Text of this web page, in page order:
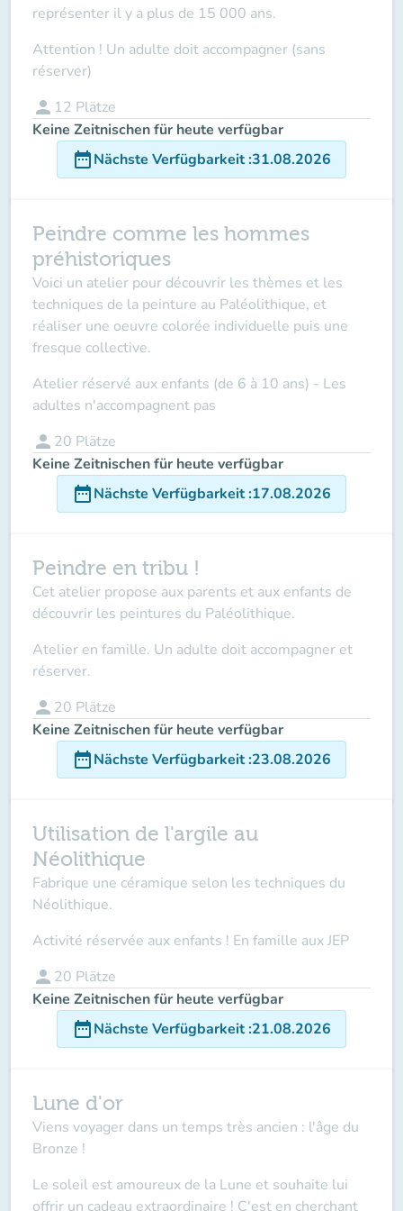
représenter il y a plus de 15 000 ans.
Attention ! Un adulte doit accompagner (sans
réserver)
person 12 Plätze
Keine Zeitnischen für heute verfügbar
date_rangeNächste Verfügbarkeit:31.08.2026
Peindre comme les hommes
préhistoriques
Voici un atelier pour découvrir les thèmes et les
techniques de la peinture au Paléolithique, et
réaliser une oeuvre colorée individuelle puis une
fresque collective.
Atelier réservé aux enfants (de 6 à 10 ans) - Les
adultes n'accompagnent pas
person 20 Plätze
Keine Zeitnischen für heute verfügbar
date_rangeNächste Verfügbarkeit:17.08.2026
Peindre en tribu !
Cet atelier propose aux parents et aux enfants de
découvrir les peintures du Paléolithique.
Atelier en famille. Un adulte doit accompagner et
réserver.
person 20 Plätze
Keine Zeitnischen für heute verfügbar
date_rangeNächste Verfügbarkeit:23.08.2026
Utilisation de l'argile au
Néolithique
Fabrique une céramique selon les techniques du
Néolithique.
Activité réservée aux enfants ! En famille aux JEP
person 20 Plätze
Keine Zeitnischen für heute verfügbar
date_rangeNächste Verfügbarkeit:21.08.2026
Lune d'or
Viens voyager dans un temps très ancien : l'âge du
Bronze !
Le soleil est amoureux de la Lune et souhaite lui
offrir un cadeau extraordinaire ! C'est en cherchant